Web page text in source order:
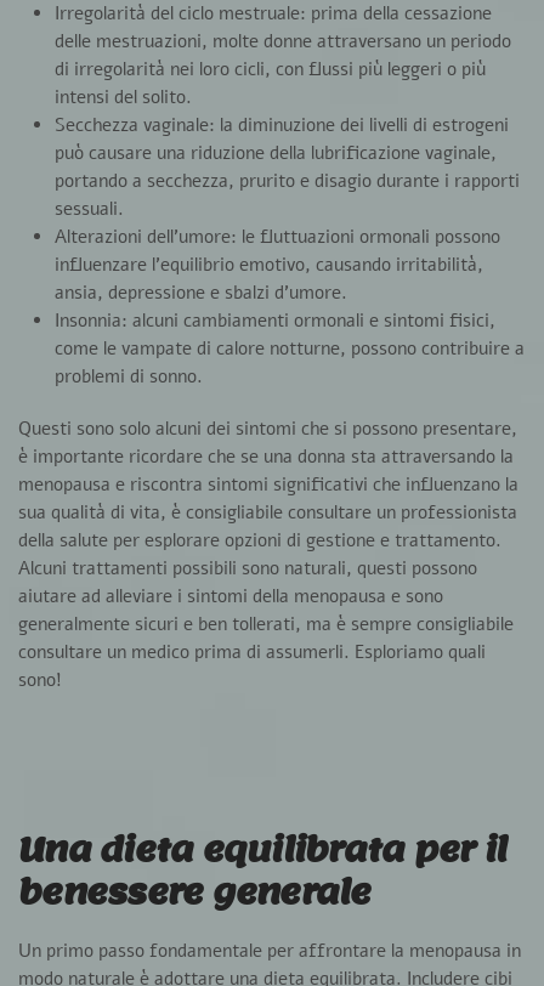
Irregolarità del ciclo mestruale: prima della cessazione
delle mestruazioni, molte donne attraversano un periodo
di irregolarità nei loro cicli, con flussi più leggeri o più
intensi del solito.
Secchezza vaginale: la diminuzione dei livelli di estrogeni
può causare una riduzione della lubrificazione vaginale,
portando a secchezza, prurito e disagio durante i rapporti
sessuali.
Alterazioni dell’umore: le fluttuazioni ormonali possono
influenzare l’equilibrio emotivo, causando irritabilità,
ansia, depressione e sbalzi d’umore.
Insonnia: alcuni cambiamenti ormonali e sintomi fisici,
come le vampate di calore notturne, possono contribuire a
problemi di sonno.
Questi sono solo alcuni dei sintomi che si possono presentare,
è importante ricordare che se una donna sta attraversando la
menopausa e riscontra sintomi significativi che influenzano la
sua qualità di vita, è consigliabile consultare un professionista
della salute per esplorare opzioni di gestione e trattamento.
Alcuni trattamenti possibili sono naturali, questi possono
aiutare ad alleviare i sintomi della menopausa e sono
generalmente sicuri e ben tollerati, ma è sempre consigliabile
consultare un medico prima di assumerli. Esploriamo quali
sono!
Una dieta equilibrata per il
benessere generale
Un primo passo fondamentale per affrontare la menopausa in
modo naturale è adottare una dieta equilibrata. Includere cibi